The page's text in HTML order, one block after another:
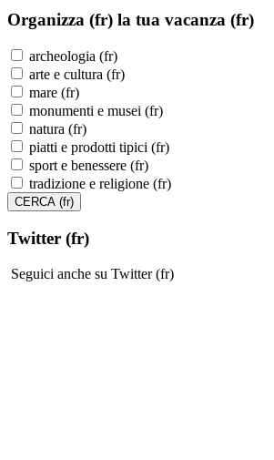
Organizza (fr) la tua vacanza (fr)
archeologia (fr)
arte e cultura (fr)
mare (fr)
monumenti e musei (fr)
natura (fr)
piatti e prodotti tipici (fr)
sport e benessere (fr)
tradizione e religione (fr)
Twitter (fr)
Seguici anche su Twitter (fr)